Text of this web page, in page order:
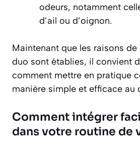
odeurs, notamment
d’ail ou d’oignon.
Maintenant que les raisons
duo sont établies, il convient
comment mettre en pratique
manière simple et efficace au
Comment intégrer
dans votre routine de